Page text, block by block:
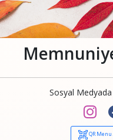
Sosyal Medyada
QR Menu